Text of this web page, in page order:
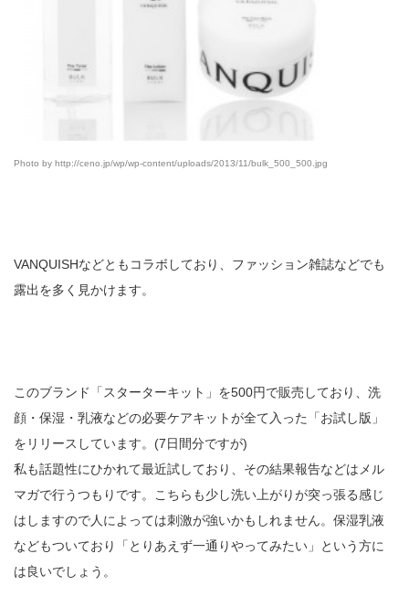
Photo by http://ceno.jp/wp/wp-content/uploads/2013/11/bulk_500_500.jpg
VANQUISHなどともコラボしており、ファッション雑誌などでも
露出を多く見かけます。
このブランド「スターターキット」を500円で販売しており、洗
顔・保湿・乳液などの必要ケアキットが全て入った「お試し版」
をリリースしています。(7日間分ですが)
私も話題性にひかれて最近試しており、その結果報告などはメル
マガで行うつもりです。こちらも少し洗い上がりが突っ張る感じ
はしますので人によっては刺激が強いかもしれません。保湿乳液
などもついており「とりあえず一通りやってみたい」という方に
は良いでしょう。